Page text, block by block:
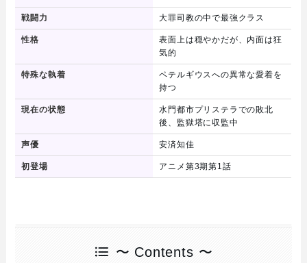
戦闘力 大罪司教の中で最強クラス
性格
表面上は穏やかだが、内面は狂
気的
特殊な執着
ペテルギウスへの異常な愛着を
持つ
現在の状態
水門都市プリステラでの敗北
後、監獄塔に収監中
声優 安済知佳
初登場 アニメ第3期第1話
〜 Contents 〜